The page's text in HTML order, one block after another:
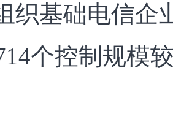
织基础电信企
个控制规模